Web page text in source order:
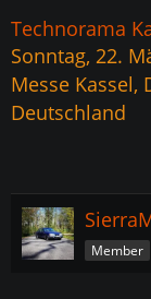
Technorama
Sonntag, 22.
Messe Kassel,
Deutschland
Member